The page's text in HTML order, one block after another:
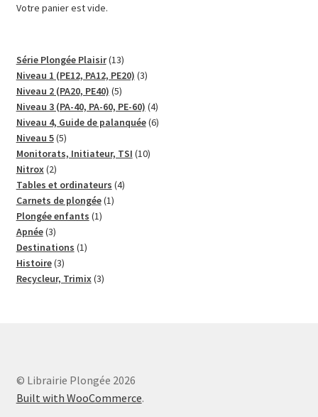
Votre panier est vide.
Série Plongée Plaisir 1313
produits
Niveau 1 (PE12, PA12, PE20) 33
Niveau 2 (PA20, PE40) 55
produits
Niveau 3 (PA-40, PA-60, PE-60) 44
produits
Niveau 4, Guide de palanquée 66
Niveau 5 55
produits
Monitorats, Initiateur, TSI 1010
Nitrox 22
produits
Tables et ordinateurs 44
Carnets de plongée 11
Plongée enfants 11
Apnée 33
produits
Destinations 11
Histoire 33
produits
Recycleur, Trimix 33
© Librairie Plongée 2026
Built with WooCommerce.